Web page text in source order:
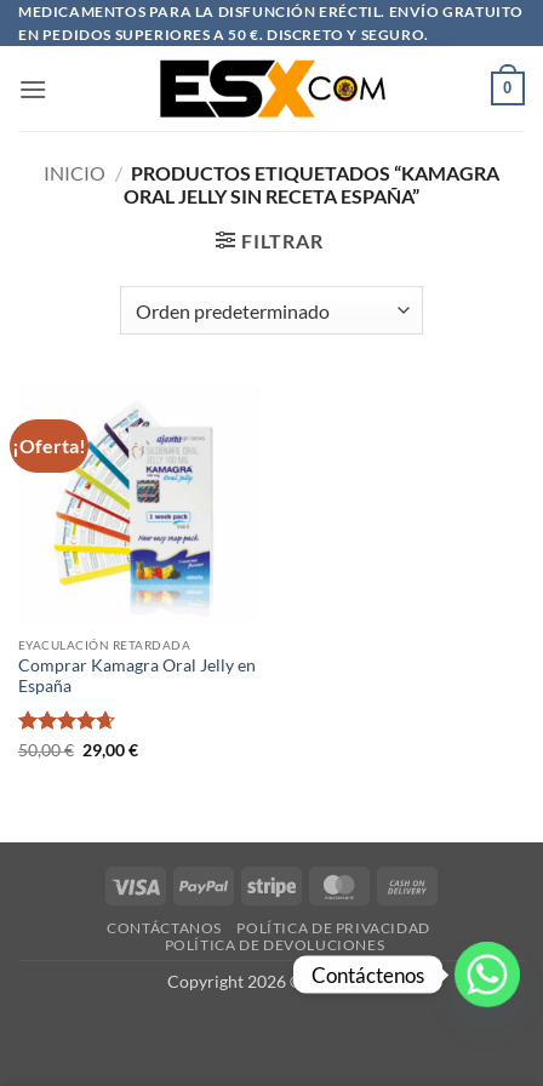
Saltar
al
MEDICAMENTOS PARA LA DISFUNCIÓN ERÉCTIL. ENVÍO GRATUITO
EN PEDIDOS SUPERIORES A 50 €. DISCRETO Y SEGURO.
0
INICIO / PRODUCTOS ETIQUETADOS “KAMAGRA
ORAL JELLY SIN RECETA ESPAÑA”
FILTRAR
¡Oferta!
EYACULACIÓN RETARDADA
Comprar Kamagra Oral Jelly en
España
Valorado
50,00€ El
precio
29,00€El
Visa PayPal Stripe MasterCard
Delivery
CONTÁCTANOS
POLÍTICA DE PRIVACIDAD
POLÍTICA DE DEVOLUCIONES
Copyright 2026 © es-X.com
Contáctenos